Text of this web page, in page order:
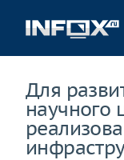
Для
научного